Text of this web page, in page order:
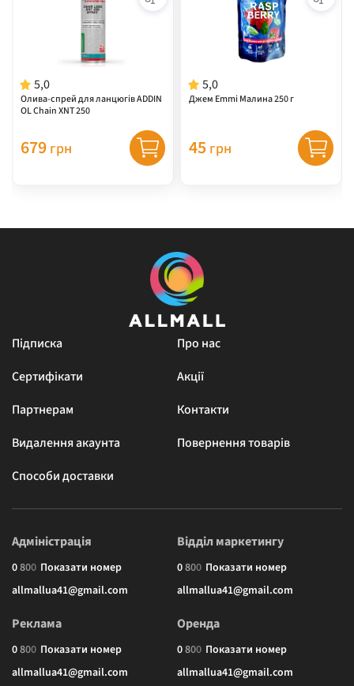
5,0
Олива-спрей для ланцюгів ADDIN
OL Chain XNT 250
679 грн
5,0
Джем Emmi Малина 250 г
45 грн
Підписка
Про нас
Сертифікати
Акції
Партнерам
Контакти
Видалення акаунта
Повернення товарів
Способи доставки
Адміністрація
0800 Показати номер
allmallua41@gmail.com
Відділ маркетингу
0800 Показати номер
allmallua41@gmail.com
Реклама
0800 Показати номер
allmallua41@gmail.com
Оренда
0800 Показати номер
allmallua41@gmail.com